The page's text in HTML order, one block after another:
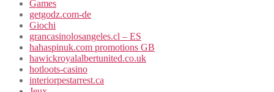
Games
getgodz.com-de
Giochi
grancasinolosangeles.cl – ES
hahaspinuk.com promotions GB
hawickroyalalbertunited.co.uk
hotloots-casino
interiorpestarrest.ca